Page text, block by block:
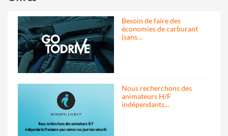
Besoin de faire des
économies de carburant
(sans…
Nous recherchons des
animateurs H/F
indépendants…